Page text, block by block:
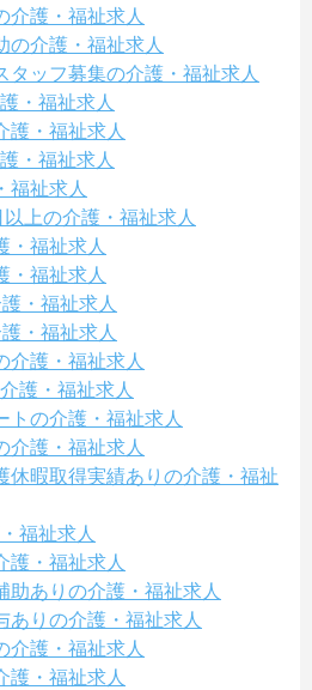
介護・福祉求人
の介護・福祉求人
タッフ募集の介護・福祉求人
・福祉求人
護・福祉求人
・福祉求人
福祉求人
上の介護・福祉求人
・福祉求人
・福祉求人
・福祉求人
・福祉求人
介護・福祉求人
護・福祉求人
トの介護・福祉求人
介護・福祉求人
休暇取得実績ありの介護・福祉
福祉求人
護・福祉求人
助ありの介護・福祉求人
ありの介護・福祉求人
介護・福祉求人
護・福祉求人